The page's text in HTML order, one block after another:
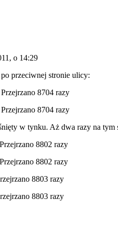
o 14:29
przeciwnej stronie ulicy:
8704 razy
8704 razy
w tynku. Aż dwa razy na tym
8802 razy
8802 razy
8803 razy
8803 razy